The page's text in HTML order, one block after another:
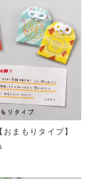
まもりタイプ】